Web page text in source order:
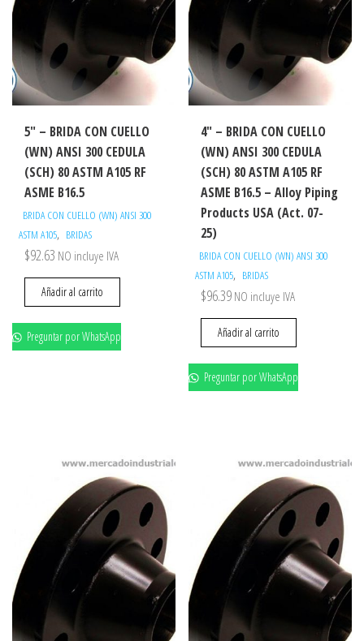
5″ – BRIDA CON CUELLO
(WN) ANSI 300 CEDULA
(SCH) 80 ASTM A105 RF
ASME B16.5
BRIDA CON CUELLO (WN) ANSI 300
ASTM A105, BRIDAS
$92.63 NO incluye IVA
Añadir al carrito
Preguntar por WhatsApp
4″ – BRIDA CON CUELLO
(WN) ANSI 300 CEDULA
(SCH) 80 ASTM A105 RF
ASME B16.5 – Alloy Piping
Products USA (Act. 07-
25)
BRIDA CON CUELLO (WN) ANSI 300
ASTM A105, BRIDAS
$96.39 NO incluye IVA
Añadir al carrito
Preguntar por WhatsApp